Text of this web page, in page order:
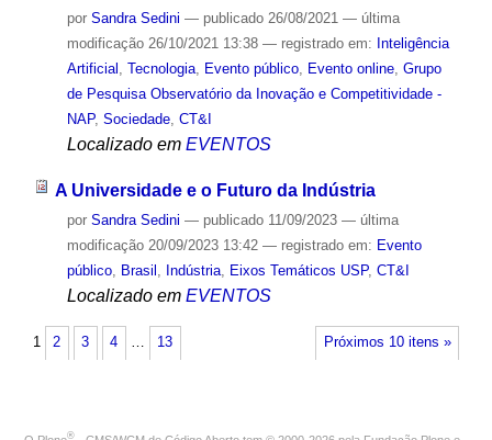
por Sandra Sedini — publicado26/08/2021 — última
modificação26/10/2021 13:38 — registrado em: Inteligência
Artificial Tecnologia, Evento público, Evento online, Grupo
de Pesquisa Observatório da Inovação e Competitividade -
NAP, Sociedade, CT&I
Localizado em EVENTOS
A Universidade e o Futuro da Indústria
por Sandra Sedini — publicado11/09/2023 — última
modificação20/09/2023 13:42 — registrado em: Evento
público, Brasil , Indústria, Eixos Temáticos USP, CT&I
Localizado em EVENTOS
Próximos 10 itens »
1 2 3 4 … 13
®